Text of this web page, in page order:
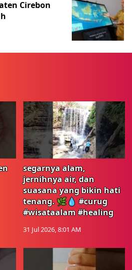
Cirebon
segarnya alam,
jernihnya air, dan
suasana yang bikin hati
tenang. 🌿💧 #curug
#wisataalam #healing
31 Jul 2026, 8:01 AM